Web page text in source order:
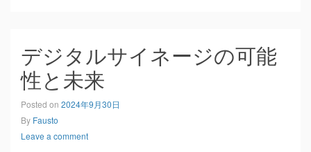
デジタルサイネージの可能
性と未来
Posted on 2024年9月30日
By Fausto
Leave a comment